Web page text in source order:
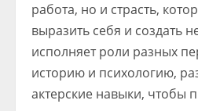
работа, но и страсть,
выразить себя и создать
исполняет роли разных
историю и психологию,
актерские навыки, чтобы